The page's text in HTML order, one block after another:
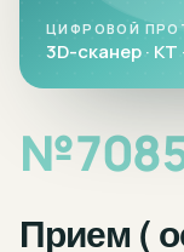
№
Прием (
ЦИФРОВОЙ
3D-сканер · КТ